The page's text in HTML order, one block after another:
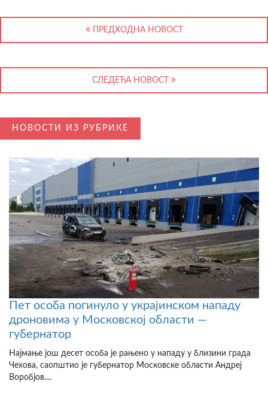
ПРЕДХОДНА НОВОСТ
СЛЕДЕЋА НОВОСТ
НОВОСТИ ИЗ РУБРИКЕ
Пет особа погинуло у украјинском нападу
дроновима у Московској области —
губернатор
Најмање још десет особа је рањено у нападу у близини града
Чехова, саопштио је губернатор Московске области Андреј
Воробјов....